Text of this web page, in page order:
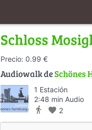
Schloss
Precio: 0.99 €
Audiowalk deSchönes
1 Estación
2:48 min Audio
directions_walk favorite 2